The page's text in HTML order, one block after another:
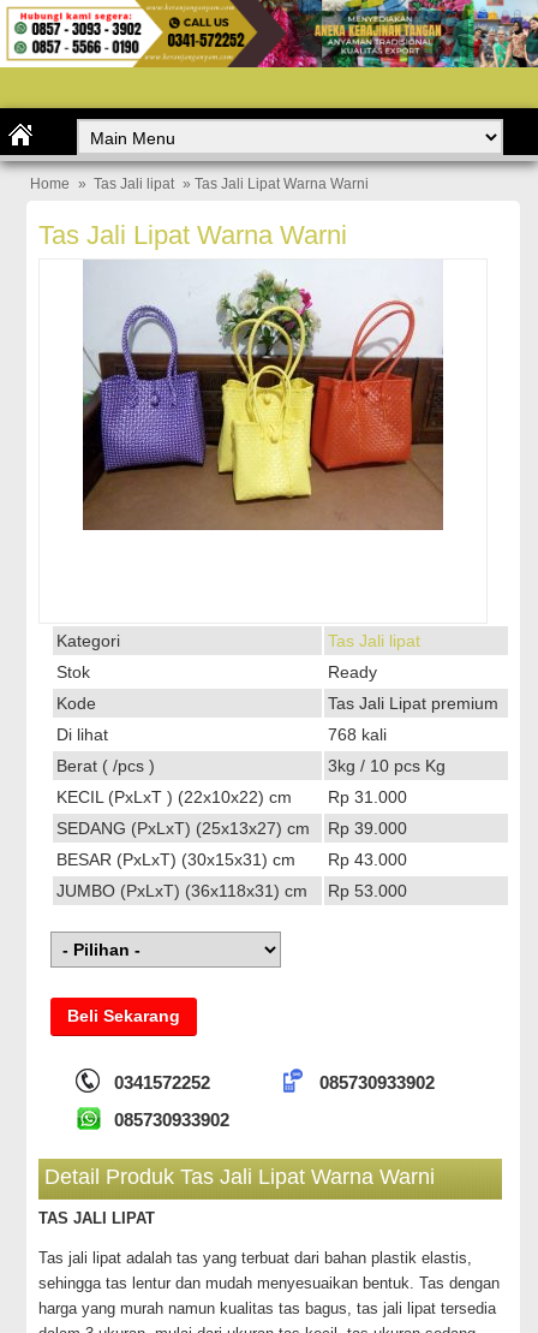
Home » Tas Jali lipat » Tas Jali Lipat Warna Warni
Tas Jali Lipat Warna Warni
Kategori
Tas Jali lipat
Stok
Ready
Kode
Tas Jali Lipat premium
Di lihat
768 kali
Berat ( /pcs )
3kg / 10 pcs Kg
KECIL (PxLxT ) (22x10x22) cm
Rp 31.000
SEDANG (PxLxT) (25x13x27) cm
Rp 39.000
BESAR (PxLxT) (30x15x31) cm
Rp 43.000
JUMBO (PxLxT) (36x118x31) cm
Rp 53.000
Beli Sekarang
0341572252
085730933902
085730933902
Detail Produk Tas Jali Lipat Warna Warni
TAS JALI LIPAT
Tas jali lipat adalah tas yang terbuat dari bahan plastik elastis,
sehingga tas lentur dan mudah menyesuaikan bentuk. Tas dengan
harga yang murah namun kualitas tas bagus, tas jali lipat tersedia